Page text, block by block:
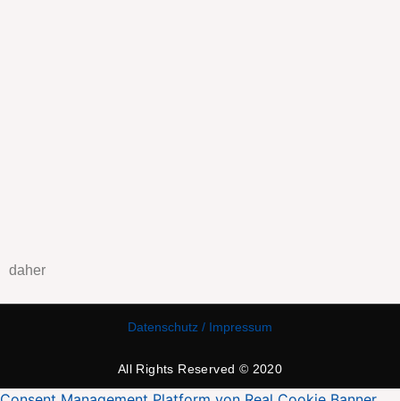
daher
Datenschutz / Impressum
All Rights Reserved © 2020